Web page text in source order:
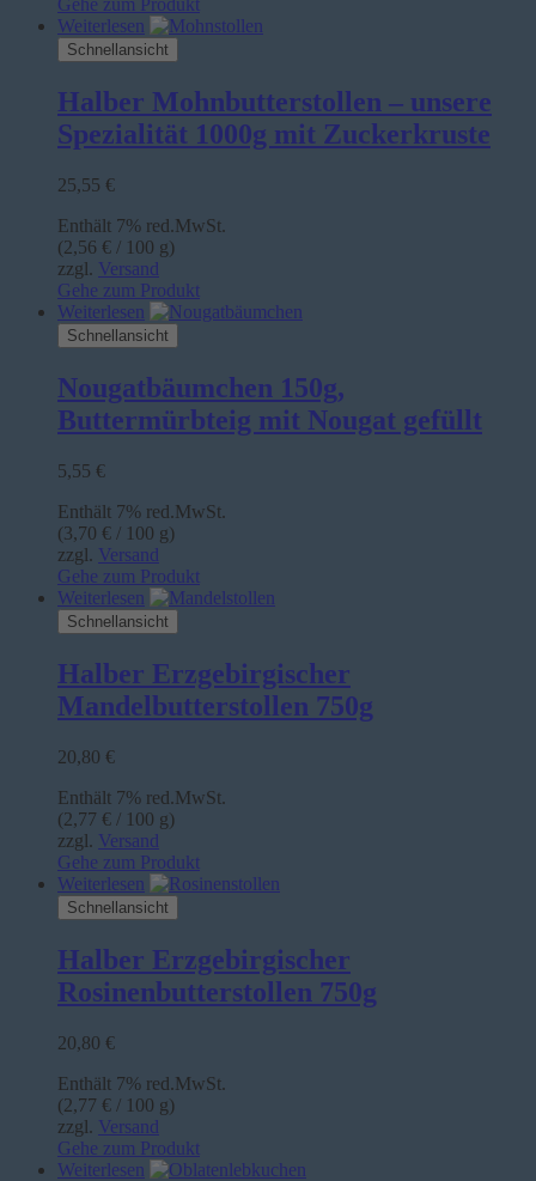
Gehe zum Produkt
Weiterlesen
Schnellansicht
Halber Mohnbutterstollen – unsere
Spezialität 1000g mit Zuckerkruste
25,55 €
Enthält 7% red.MwSt.
(2,56 € / 100 g)
zzgl. Versand
Gehe zum Produkt
Weiterlesen
Schnellansicht
Nougatbäumchen 150g,
Buttermürbteig mit Nougat gefüllt
5,55 €
Enthält 7% red.MwSt.
(3,70 € / 100 g)
zzgl. Versand
Gehe zum Produkt
Weiterlesen
Schnellansicht
Halber Erzgebirgischer
Mandelbutterstollen 750g
20,80 €
Enthält 7% red.MwSt.
(2,77 € / 100 g)
zzgl. Versand
Gehe zum Produkt
Weiterlesen
Schnellansicht
Halber Erzgebirgischer
Rosinenbutterstollen 750g
20,80 €
Enthält 7% red.MwSt.
(2,77 € / 100 g)
zzgl. Versand
Gehe zum Produkt
Weiterlesen